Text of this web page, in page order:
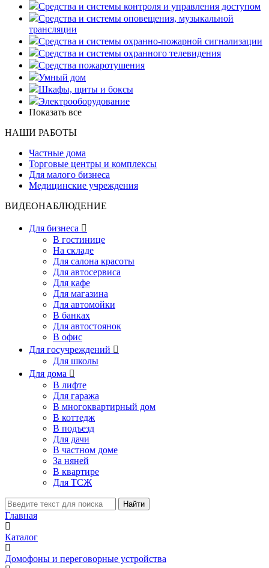
Средства и системы контроля и управления доступом
Средства и системы оповещения, музыкальной
трансляции
Средства и системы охранно-пожарной сигнализации
Средства и системы охранного телевидения
Средства пожаротушения
Умный дом
Шкафы, щиты и боксы
Электрооборудование
Показать все
НАШИ РАБОТЫ
Частные дома
Торговые центры и комплексы
Для малого бизнеса
Медицинские учреждения
ВИДЕОНАБЛЮДЕНИЕ
Для бизнеса 
В гостинице
На складе
Для салона красоты
Для автосервиса
Для кафе
Для магазина
Для автомойки
В банках
Для автостоянок
В офис
Для госучреждений 
Для школы
Для дома 
В лифте
Для гаража
В многоквартирный дом
В коттедж
В подъезд
Для дачи
В частном доме
За няней
В квартире
Для ТСЖ
Найти
Главная
Каталог
Домофоны и переговорные устройства